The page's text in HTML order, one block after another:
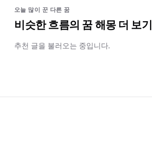
오늘 많이 꾼 다른 꿈
비슷한 흐름의 꿈 해몽 더 보기
추천 글을 불러오는 중입니다.